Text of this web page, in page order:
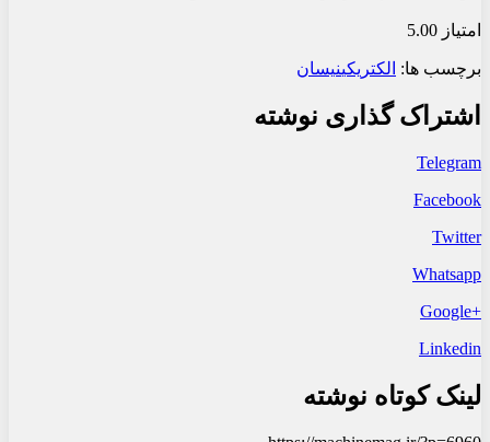
امتیاز 5.00
برچسب ها: الکتریکینیسان
اشتراک گذاری نوشته
Telegram
Facebook
Twitter
Whatsapp
+Google
Linkedin
لینک کوتاه نوشته